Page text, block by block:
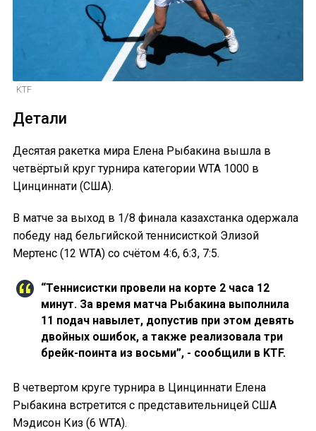
KTF
Детали
Десятая ракетка мира Елена Рыбакина вышла в
четвёртый круг турнира категории WTA 1000 в
Цинциннати (США).
В матче за выход в 1/8 финала казахстанка одержала
победу над бельгийской теннисисткой Элизой
Мертенс (12 WTA) со счётом 4:6, 6:3, 7:5.
“Теннисистки провели на корте 2 часа 12
минут. За время матча Рыбакина выполнила
11 подач навылет, допустив при этом девять
двойных ошибок, а также реализовала три
брейк-поинта из восьми”, - сообщили в KTF.
В четвертом круге турнира в Цинциннати Елена
Рыбакина встретится с представительницей США
Мэдисон Киз (6 WTA).